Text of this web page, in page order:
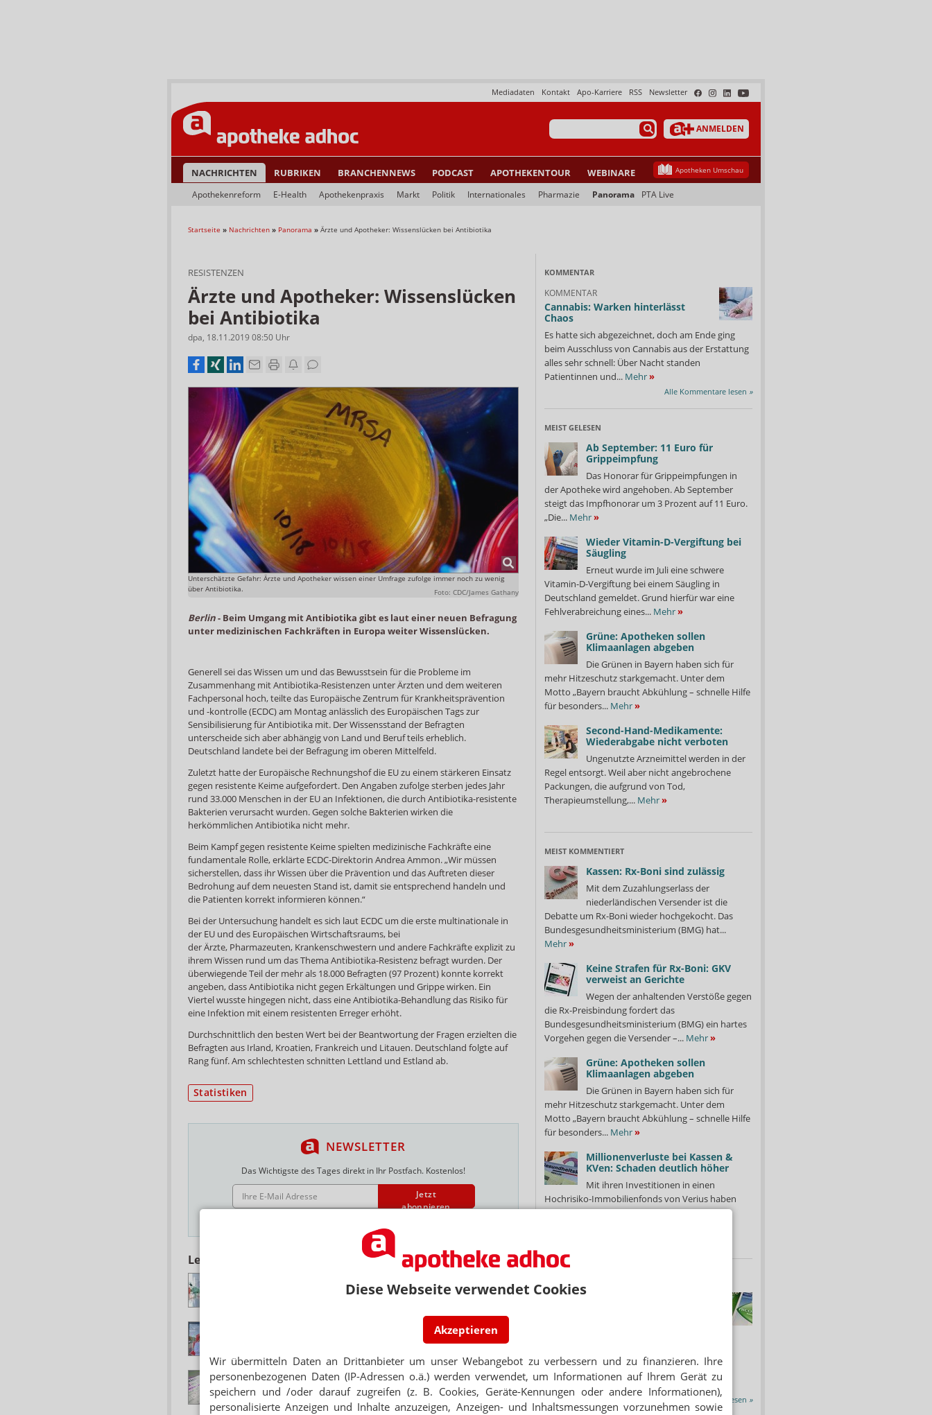
Diese Webseite verwendet Cookies
Akzeptieren
Wir übermitteln Daten an Drittanbieter um unser Webangebot zu verbessern und zu finanzieren. Ihre
personenbezogenen Daten (IP-Adressen o.ä.) werden verwendet, um Informationen auf Ihrem Gerät zu
speichern und /oder darauf zugreifen (z. B. Cookies, Geräte-Kennungen oder andere Informationen),
personalisierte Anzeigen und Inhalte anzuzeigen, Anzeigen- und Inhaltsmessungen vorzunehmen sowie
Newsletter
RSS
Apo-Karriere
Kontakt
Mediadaten
ANMELDEN
NACHRICHTEN RUBRIKEN BRANCHENNEWS PODCAST APOTHEKENTOUR WEBINARE Apotheken Umschau
Apothekenreform E-Health Apothekenpraxis Markt Politik Internationales Pharmazie Panorama PTA Live
Startseite » Nachrichten » Panorama » Ärzte und Apotheker: Wissenslücken bei Antibiotika
RESISTENZEN
Ärzte und Apotheker: Wissenslücken
bei Antibiotika
dpa, 18.11.2019 08:50 Uhr
Unterschätzte Gefahr: Ärzte und Apotheker wissen einer Umfrage zufolge immer noch zu wenig
über Antibiotika.
Foto: CDC/James Gathany
Berlin- Beim Umgang mit Antibiotika gibt es laut einer neuen Befragung
unter medizinischen Fachkräften in Europa weiter Wissenslücken.
Generell sei das Wissen um und das Bewusstsein für die Probleme im
Zusammenhang mit Antibiotika-Resistenzen unter Ärzten und dem weiteren
Fachpersonal hoch, teilte das Europäische Zentrum für Krankheitsprävention
und -kontrolle (ECDC) am Montag anlässlich des Europäischen Tags zur
Sensibilisierung für Antibiotika mit. Der Wissensstand der Befragten
unterscheide sich aber abhängig von Land und Beruf teils erheblich.
Deutschland landete bei der Befragung im oberen Mittelfeld.
Zuletzt hatte der Europäische Rechnungshof die EU zu einem stärkeren Einsatz
gegen resistente Keime aufgefordert. Den Angaben zufolge sterben jedes Jahr
rund 33.000 Menschen in der EU an Infektionen, die durch Antibiotika-resistente
Bakterien verursacht wurden. Gegen solche Bakterien wirken die
herkömmlichen Antibiotika nicht mehr.
Beim Kampf gegen resistente Keime spielten medizinische Fachkräfte eine
fundamentale Rolle, erklärte ECDC-Direktorin Andrea Ammon. „Wir müssen
sicherstellen, dass ihr Wissen über die Prävention und das Auftreten dieser
Bedrohung auf dem neuesten Stand ist, damit sie entsprechend handeln und
die Patienten korrekt informieren können.“
Bei der Untersuchung handelt es sich laut ECDC um die erste multinationale in
der EU und des Europäischen Wirtschaftsraums, bei
der Ärzte, Pharmazeuten, Krankenschwestern und andere Fachkräfte explizit zu
ihrem Wissen rund um das Thema Antibiotika-Resistenz befragt wurden. Der
überwiegende Teil der mehr als 18.000 Befragten (97 Prozent) konnte korrekt
angeben, dass Antibiotika nicht gegen Erkältungen und Grippe wirken. Ein
Viertel wusste hingegen nicht, dass eine Antibiotika-Behandlung das Risiko für
eine Infektion mit einem resistenten Erreger erhöht.
Durchschnittlich den besten Wert bei der Beantwortung der Fragen erzielten die
Befragten aus Irland, Kroatien, Frankreich und Litauen. Deutschland folgte auf
Rang fünf. Am schlechtesten schnitten Lettland und Estland ab.
Statistiken
NEWSLETTER
Das Wichtigste des Tages direkt in Ihr Postfach. Kostenlos!
E-MAIL ADRESSE
Jetzt
abonnieren
Lesen Sie auch
35.000 Tote pro Jahr durch antibiotikaresistente Keime
Apothekerinnen entwickeln Antibiotika-Aufkleber
ANTIBIOTIKA-VERORDNUNGEN
Pilotprojekt: Schnelltest soll Notwendigkeit prüfen
KOMMENTAR
KOMMENTAR
Cannabis: Warken hinterlässt
Chaos
Es hatte sich abgezeichnet, doch am Ende ging
beim Ausschluss von Cannabis aus der Erstattung
alles sehr schnell: Über Nacht standen
Patientinnen und... Mehr»
Alle Kommentare lesen »
MEIST GELESEN
Ab September: 11 Euro für
Grippeimpfung
Das Honorar für Grippeimpfungen in
der Apotheke wird angehoben. Ab September
steigt das Impfhonorar um 3 Prozent auf 11 Euro.
„Die... Mehr»
Wieder Vitamin-D-Vergiftung bei
Säugling
Erneut wurde im Juli eine schwere
Vitamin-D-Vergiftung bei einem Säugling in
Deutschland gemeldet. Grund hierfür war eine
Fehlverabreichung eines... Mehr»
Grüne: Apotheken sollen
Klimaanlagen abgeben
Die Grünen in Bayern haben sich für
mehr Hitzeschutz starkgemacht. Unter dem
Motto „Bayern braucht Abkühlung – schnelle Hilfe
für besonders... Mehr»
Second-Hand-Medikamente:
Wiederabgabe nicht verboten
Ungenutzte Arzneimittel werden in der
Regel entsorgt. Weil aber nicht angebrochene
Packungen, die aufgrund von Tod,
Therapieumstellung,... Mehr»
MEIST KOMMENTIERT
Kassen: Rx-Boni sind zulässig
Mit dem Zuzahlungserlass der
niederländischen Versender ist die
Debatte um Rx-Boni wieder hochgekocht. Das
Bundesgesundheitsministerium (BMG) hat...
Mehr»
Keine Strafen für Rx-Boni: GKV
verweist an Gerichte
Wegen der anhaltenden Verstöße gegen
die Rx-Preisbindung fordert das
Bundesgesundheitsministerium (BMG) ein hartes
Vorgehen gegen die Versender –... Mehr»
Grüne: Apotheken sollen
Klimaanlagen abgeben
Die Grünen in Bayern haben sich für
mehr Hitzeschutz starkgemacht. Unter dem
Motto „Bayern braucht Abkühlung – schnelle Hilfe
für besonders... Mehr»
Millionenverluste bei Kassen &
KVen: Schaden deutlich höher
Mit ihren Investitionen in einen
Hochrisiko-Immobilienfonds von Verius haben
mehrere Krankenkassen und Kassenärztliche
TABAKENTWÖHNUNG
Verordnungsfähig sind nikotinhaltige nicht
verschreibungspflichtige Präparate sowie...
Mehr »
Alle Porträts lesen »